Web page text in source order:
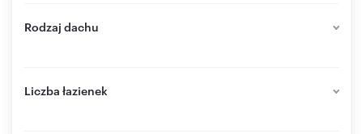
Rodzaj dachu
Liczba łazienek